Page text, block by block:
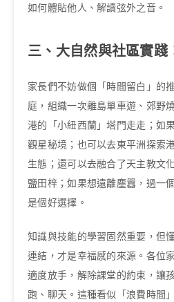
如何體貼他人、解讀弦外之音。
三、大自然與社區實踐
家長們不妨做個「時間留白」的
庭，組織一次離島單車遊、郊野
港的「小紐西蘭」塔門走走；如
觀星秘境；也可以去東平洲探索
生態；還可以去融合了天主教文
鹽田梓；如果想遠離塵囂，過一
是個好選擇。
知識與技能的學習固然重要，但
連結，才是幸福感的來源。各位
適度放手，解除課堂的約束，讓
跑、聊天。這種看似「浪費時間